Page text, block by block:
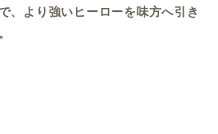
、より強いヒーローを味方へ引き